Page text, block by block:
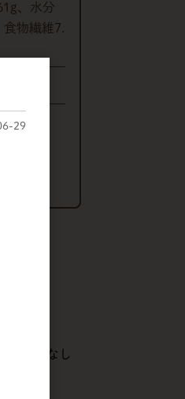
、水分
食物繊維7.
制限なし
29